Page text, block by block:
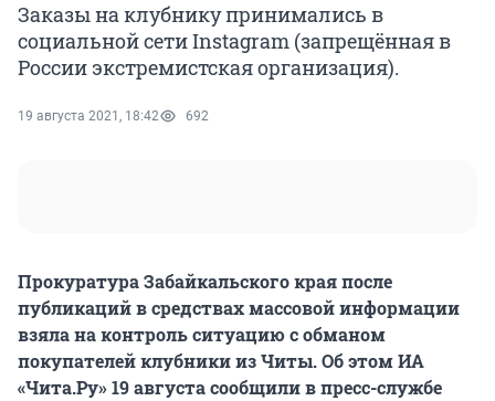
Заказы на клубнику принимались в
социальной сети Instagram (запрещённая в
России экстремистская организация).
19 августа 2021, 18:42 692
Прокуратура Забайкальского края после
публикаций в средствах массовой информации
взяла на контроль ситуацию с обманом
покупателей клубники из Читы. Об этом ИА
«Чита.Ру» 19 августа сообщили в пресс-службе